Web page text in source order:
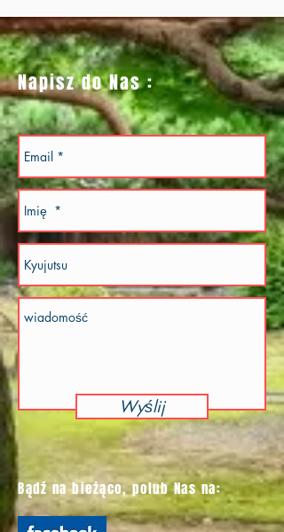
Napisz do Nas :
Wyślij
Bądź na bieżąco, polub Nas na: